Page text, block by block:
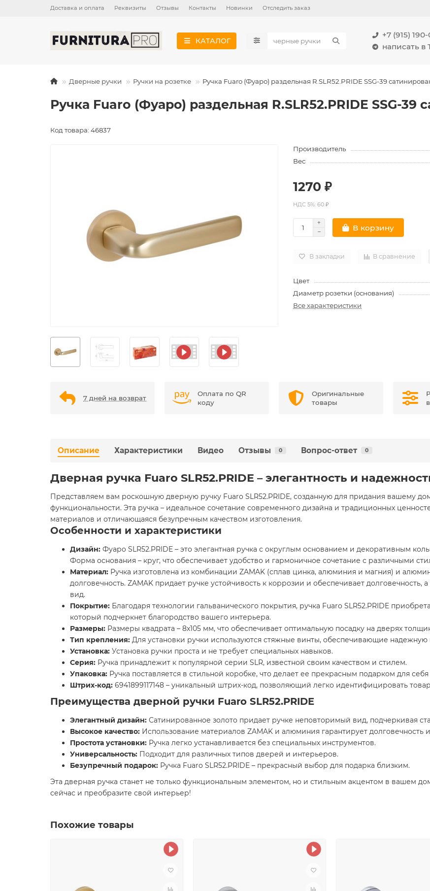
Доставка и оплата Реквизиты Отзывы Контакты Новинки Отследить заказ
КАТАЛОГ
+7 (915) 190-
написать в
Дверные ручки Ручки на розетке Ручка Fuaro (Фуаро) раздельная R.SLR52.PRIDE SSG-39
Ручка Fuaro (Фуаро) раздельная R.SLR52.PRIDE SSG-39
Код товара: 46837
Производитель
Вес
1270 ₽
НДС 5%: 60 ₽
В корзину
В закладки В сравнение
Цвет
Диаметр розетки (основания)
Все характеристики
7 дней на возврат
Оплата по QR
коду
Оригинальные
товары
Описание Характеристики Видео Отзывы 0 Вопрос-ответ 0
Дверная ручка Fuaro SLR52.PRIDE – элегантность и
Представляем вам роскошную дверную ручку Fuaro SLR52.PRIDE, созданную для придания вашему
функциональности. Эта ручка – идеальное сочетание современного дизайна и традиционных
материалов и отличающаяся безупречным качеством изготовления.
Особенности и характеристики
Дизайн: Фуарo SLR52.PRIDE – это элегантная ручка с округлым основанием и декоративным
Форма основания – круг, что обеспечивает удобство и гармоничное сочетание с различными
Материал: Ручка изготовлена из комбинации ZAMAK (сплав цинка, алюминия и магния) и
долговечность. ZAMAK придает ручке устойчивость к коррозии и обеспечивает
вид.
Покрытие: Благодаря технологии гальванического покрытия, ручка Fuaro SLR52.PRIDE
который подчеркнет благородство вашего интерьера.
Размеры: Размеры квадрата – 8x105 мм, что обеспечивает оптимальную посадку на дверях
Тип крепления: Для установки ручки используются стяжные винты, обеспечивающие
Установка: Установка ручки проста и не требует специальных навыков.
Серия: Ручка принадлежит к популярной серии SLR, известной своим качеством и стилем.
Упаковка: Ручка поставляется в стильной коробке, что делает ее прекрасным подарком для
Штрих-код: 6941899117148 – уникальный штрих-код, позволяющий легко идентифицировать
Преимущества дверной ручки Fuaro SLR52.PRIDE
Элегантный дизайн: Сатинированное золото придает ручке неповторимый вид, подчеркивая
Высокое качество: Использование материалов ZAMAK и алюминия гарантирует долговечность
Простота установки: Ручка легко устанавливается без специальных инструментов.
Универсальность: Подходит для различных типов дверей и интерьеров.
Безупречный подарок: Ручка Fuaro SLR52.PRIDE – прекрасный выбор для подарка близким.
Эта дверная ручка станет не только функциональным элементом, но и стильным акцентом в вашем
сейчас и преобразите свой интерьер!
Похожие товары